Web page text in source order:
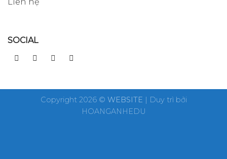
SOCIAL
Copyright 2026 © WEBSITE | Duy trì bởi
HOANGANHEDU